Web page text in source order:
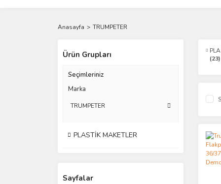
Anasayfa TRUMPETER
Ürün Grupları
Seçimleriniz
Marka
TRUMPETER
PLASTİK MAKETLER
Sayfalar
(23)